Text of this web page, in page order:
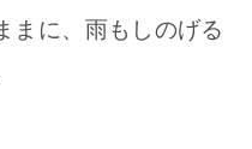
まに、雨もしのげる